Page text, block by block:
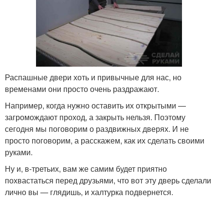
Раздвижной механизм
Двери в гардеробную
комнату
Двери для гардеробной
комнаты
Раздвижные двери-
купы
Дверь в стене Кассетная дверь
Двери в майнкрафте Двери из фанеры
Распашные двери хоть и привычные для нас, но
временами они просто очень раздражают.
Например, когда нужно оставить их открытыми —
загромождают проход, а закрыть нельзя. Поэтому
сегодня мы поговорим о раздвижных дверях. И не
просто поговорим, а расскажем, как их сделать своими
руками.
Ну и, в-третьих, вам же самим будет приятно
похвастаться перед друзьями, что вот эту дверь сделали
лично вы — глядишь, и халтурка подвернется.